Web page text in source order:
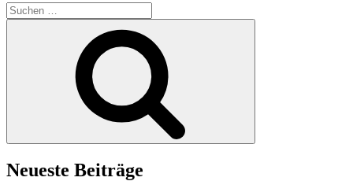
Suchen
nach:
Neueste Beiträge